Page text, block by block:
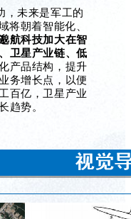
，未来是军工的
将朝着智能化、
航科技加大在智
卫星产业链、低
产品结构，提升
务增长点，以便
百亿，卫星产业
趋势。